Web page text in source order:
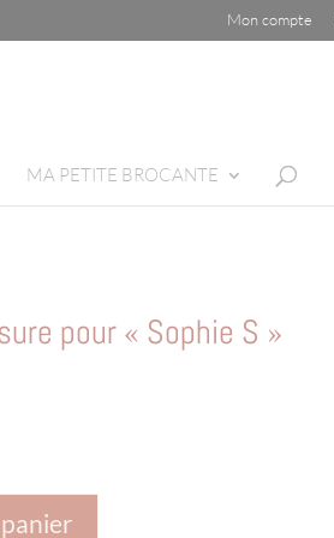
Mon compte
MA PETITE BROCANTE
pour « Sophie S »